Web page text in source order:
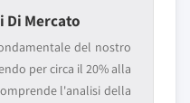
Di Mercato
del nostro
per circa il 20% alla
l'analisi della